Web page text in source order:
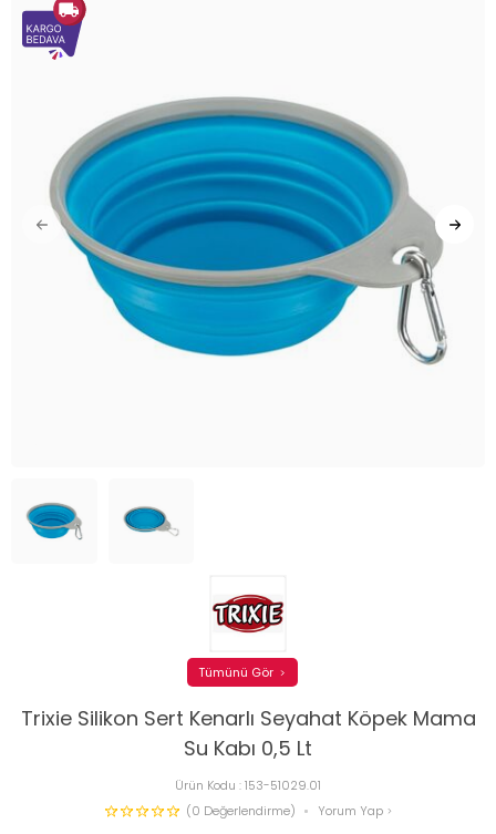
Trixie Silikon Sert Kenarlı Seyahat Köpek Mama
Su Kabı 0,5 Lt
Ürün Kodu :153-51029.01
(0 Değerlendirme)
Yorum Yap
Tümünü Gör